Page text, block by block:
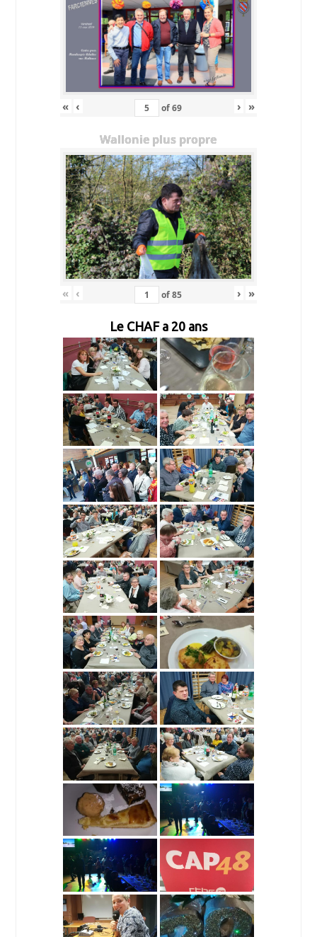
« ‹ of69 › »
Wallonie plus propre
« ‹ of85 › »
Le CHAF a 20 ans